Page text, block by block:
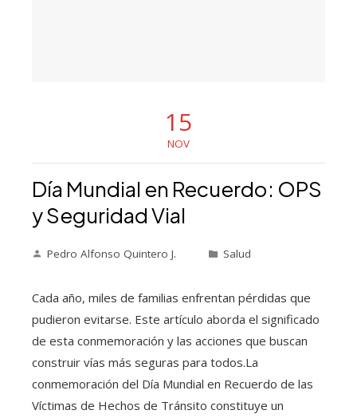
15
NOV
Día Mundial en Recuerdo: OPS
y Seguridad Vial
Pedro Alfonso Quintero J. Salud
Cada año, miles de familias enfrentan pérdidas que
pudieron evitarse. Este artículo aborda el significado
de esta conmemoración y las acciones que buscan
construir vías más seguras para todos.La
conmemoración del Día Mundial en Recuerdo de las
Víctimas de Hechos de Tránsito constituye un